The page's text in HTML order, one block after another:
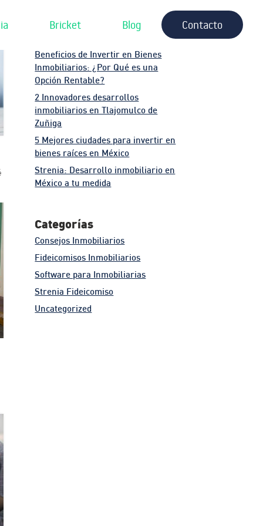
Bricket Blog Contacto
¿Cómo invertir en bienes raíces en
Beneficios de Invertir en Bienes
Inmobiliarios: ¿Por Qué es una
Opción Rentable?
2 Innovadores desarrollos
inmobiliarios en Tlajomulco de
Zuñiga
5 Mejores ciudades para invertir en
bienes raíces en México
Strenia: Desarrollo inmobiliario en
México a tu medida
Categorías
Consejos Inmobiliarios
Fideicomisos Inmobiliarios
Software para Inmobiliarias
Strenia Fideicomiso
Uncategorized